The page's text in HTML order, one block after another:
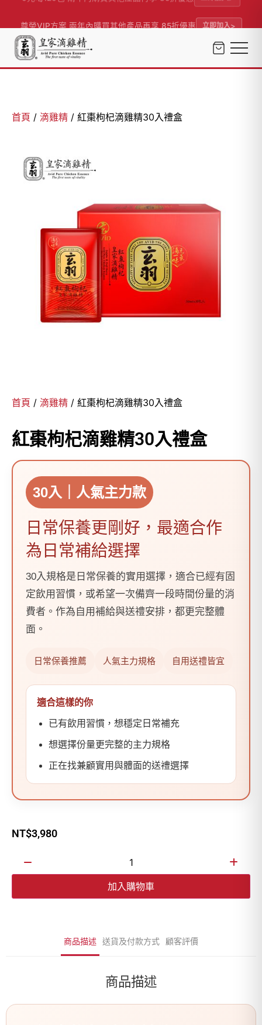
首頁 / 滴雞精 / 紅棗枸杞滴雞精30入禮盒
首頁 / 滴雞精 / 紅棗枸杞滴雞精30入禮盒
紅棗枸杞滴雞精30入禮盒
30入｜人氣主力款
日常保養更剛好，最適合作
為日常補給選擇
30入規格是日常保養的實用選擇，適合已經有固
定飲用習慣，或希望一次備齊一段時間份量的消
費者。作為自用補給與送禮安排，都更完整體
面。
日常保養推薦 人氣主力規格 自用送禮皆宜
適合這樣的你
已有飲用習慣，想穩定日常補充
想選擇份量更完整的主力規格
正在找兼顧實用與體面的送禮選擇
NT$3,980
加入購物車
商品描述 送貨及付款方式 顧客評價
商品描述